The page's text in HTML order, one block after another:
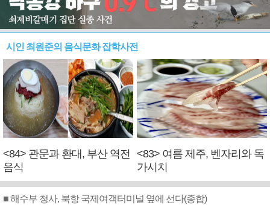
시인 최원준의 음식문화 잡학사전
<84> 관문과 환대, 부산 역전
음식
<83> 여름 제주, 벤자리와 독
가시치
■ 해수부 청사, 북항 국제여객터미널 옆에 선다(종합)